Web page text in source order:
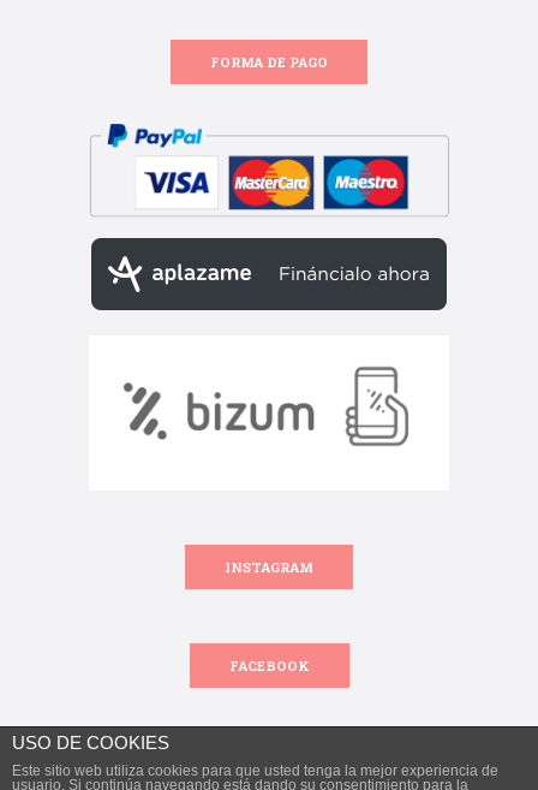
FORMA DE PAGO
INSTAGRAM
FACEBOOK
USO DE COOKIES
Este sitio web utiliza cookies para que usted tenga la mejor experiencia de
usuario. Si continúa navegando está dando su consentimiento para la